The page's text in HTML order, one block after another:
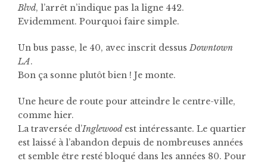
Blvd, l’arrêt n’indique pas la ligne 442.
Evidemment. Pourquoi faire simple.
Un bus passe, le 40, avec inscrit dessusDowntown
LA.
Bon ça sonne plutôt bien ! Je monte.
Une heure de route pour atteindre le centre-ville,
comme hier.
La traversée d’Inglewoodest intéressante. Le quartier
est laissé à l’abandon depuis de nombreuses années
et semble être resté bloqué dans les années 80. Pour